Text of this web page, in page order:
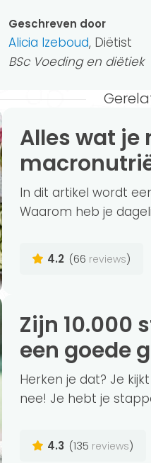
Geschreven door
Alicia Izeboud, Diëtist
BSc Voeding en diëtiek
Alles wat je moet weten over
In dit artikel wordt
Waarom heb je
4.2 (66 reviews)
Zijn 10.000 stappen per dag nodig voor
een goede
Herken je dat? Je
nee! Je hebt je
4.3 (135 reviews)